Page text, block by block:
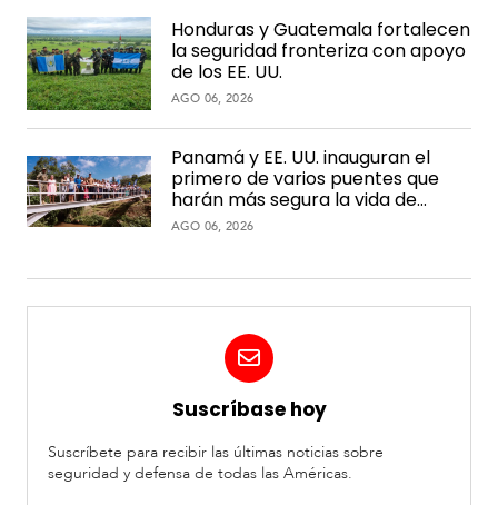
Honduras y Guatemala fortalecen
la seguridad fronteriza con apoyo
de los EE. UU.
AGO 06, 2026
Panamá y EE. UU. inauguran el
primero de varios puentes que
harán más segura la vida de
comunidades rurales
AGO 06, 2026
Suscríbase hoy
Suscríbete para recibir las últimas noticias sobre
seguridad y defensa de todas las Américas.